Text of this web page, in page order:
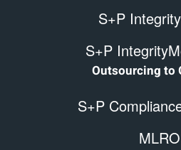
S+P
S+P
Outsourcing to
S+P
MLRO